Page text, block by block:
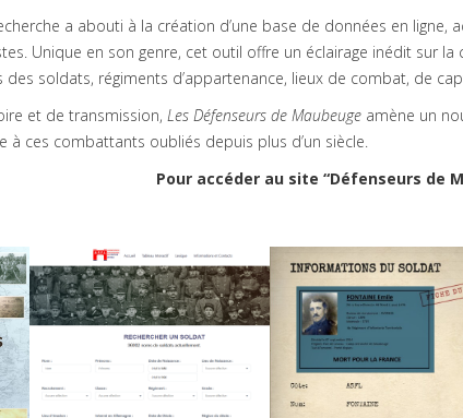
a abouti à la création d’une base de données en ligne,
Unique en son genre, cet outil offre un éclairage inédit sur
des soldats, régiments d’appartenance, lieux de combat, de
et de transmission, Les Défenseurs de Maubeuge amène un
à ces combattants oubliés depuis plus d’un siècle.
Pour accéder au site “Défenseurs de